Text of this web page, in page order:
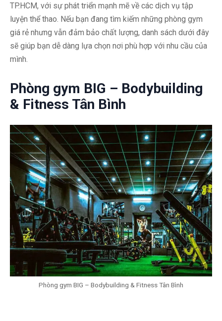
TP.HCM, với sự phát triển mạnh mẽ về các dịch vụ tập
luyện thể thao. Nếu bạn đang tìm kiếm những phòng gym
giá rẻ nhưng vẫn đảm bảo chất lượng, danh sách dưới đây
sẽ giúp bạn dễ dàng lựa chọn nơi phù hợp với nhu cầu của
mình.
Phòng gym BIG – Bodybuilding
& Fitness Tân Bình
Phòng gym BIG – Bodybuilding & Fitness Tân Bình